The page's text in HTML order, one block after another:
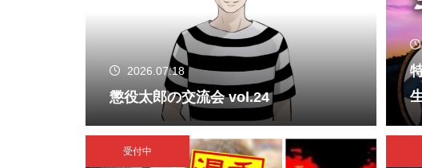
2026.07.18
懲役太郎の交流会 vol.24
受付中